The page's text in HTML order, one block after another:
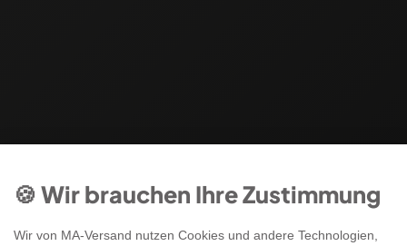
🍪 Wir brauchen Ihre Zustimmung
Wir von MA-Versand nutzen Cookies und andere Technologien,